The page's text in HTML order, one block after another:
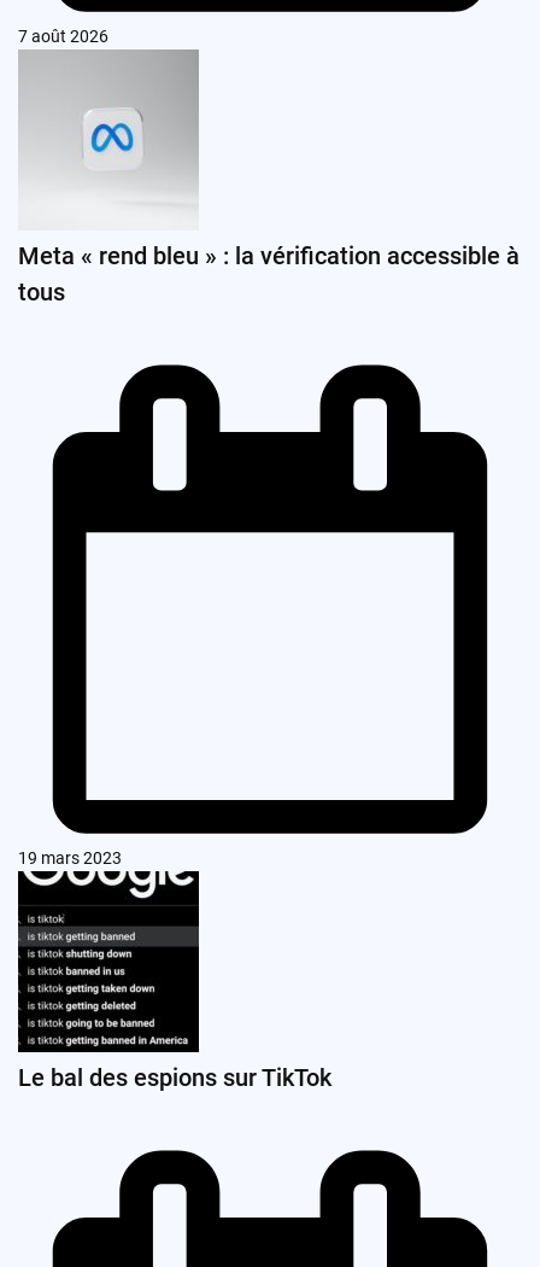
7 août 2026
Meta « rend bleu » : la vérification accessible à
tous
19 mars 2023
Le bal des espions sur TikTok